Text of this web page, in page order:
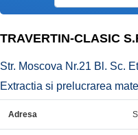
TRAVERTIN-CLASIC
Str. Moscova Nr.21 Bl. Sc.
Extractia si prelucrarea
Adresa